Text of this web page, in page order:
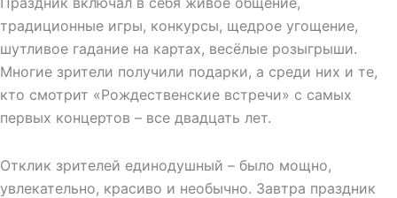
традиционные игры, конкурсы, щедрое угощение,
шутливое гадание на картах, весёлые розыгрыши.
Многие зрители получили подарки, а среди них и те,
кто смотрит «Рождественские встречи» с самых
первых концертов – все двадцать лет.
Отклик зрителей единодушный – было мощно,
увлекательно, красиво и необычно. Завтра праздник